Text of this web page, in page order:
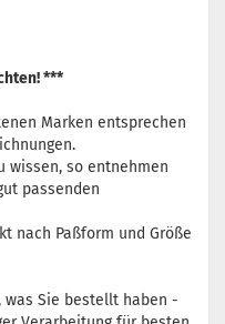
***
Marken entsprechen
wissen, so entnehmen
passenden
nach Paßform und Größe
was Sie bestellt haben -